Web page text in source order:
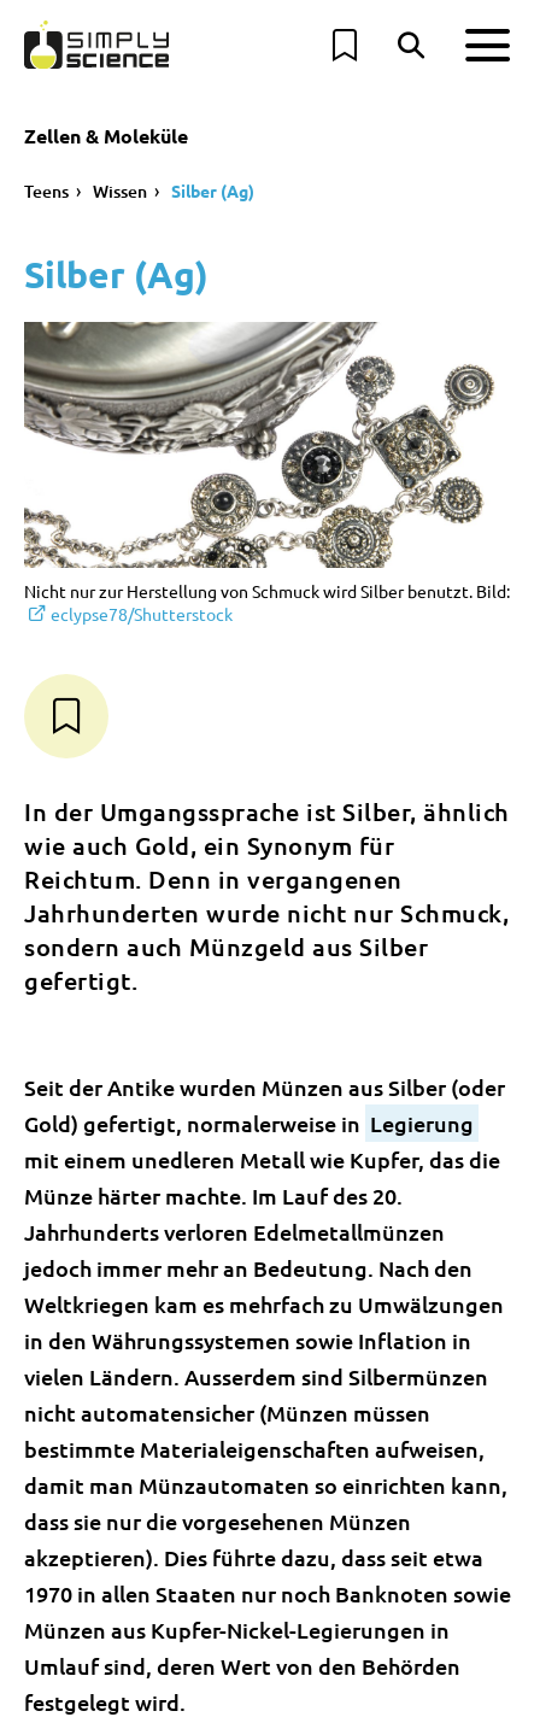
Zellen & Moleküle
Teens Wissen Silber (Ag)
Silber (Ag)
Nicht nur zur Herstellung von Schmuck wird Silber benutzt. Bild:
eclypse78/Shutterstock
In der Umgangssprache ist Silber, ähnlich
wie auch Gold, ein Synonym für
Reichtum. Denn in vergangenen
Jahrhunderten wurde nicht nur Schmuck,
sondern auch Münzgeld aus Silber
gefertigt.
Seit der Antike wurden Münzen aus Silber (oder
Gold) gefertigt, normalerweise in Legierung
mit einem unedleren Metall wie Kupfer, das die
Münze härter machte. Im Lauf des 20.
Jahrhunderts verloren Edelmetallmünzen
jedoch immer mehr an Bedeutung. Nach den
Weltkriegen kam es mehrfach zu Umwälzungen
in den Währungssystemen sowie Inflation in
vielen Ländern. Ausserdem sind Silbermünzen
nicht automatensicher (Münzen müssen
bestimmte Materialeigenschaften aufweisen,
damit man Münzautomaten so einrichten kann,
dass sie nur die vorgesehenen Münzen
akzeptieren). Dies führte dazu, dass seit etwa
1970 in allen Staaten nur noch Banknoten sowie
Münzen aus Kupfer-Nickel-Legierungen in
Umlauf sind, deren Wert von den Behörden
festgelegt wird.